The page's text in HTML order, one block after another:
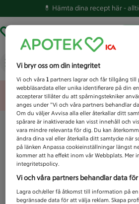
💊 Hämta dina recept här -
Vad letar du efter idag?
Unknown error
Vi bryr oss om din integritet
Vi och våra1 partners lagrar och får tillgång till
webbläsardata eller unika identifierare på din
accepterar tillåter du att spårningstekniker
anges under ”Vi och våra partners behandlar
Om du väljer Avvisa alla eller återkallar ditt
spårare är inaktiverade kan visst innehåll och
vara mindre relevanta för dig. Du kan
ändra dina val eller återkalla ditt samtycke när
på länken Anpassa cookieinställningar längst
kommer att ha effekt inom vår Webbplats. Mer
integritetspolicy.
Vi och våra partners behandlar data
Lagra och/eller få åtkomst till information på
begränsade data för att välja reklam. Skapa